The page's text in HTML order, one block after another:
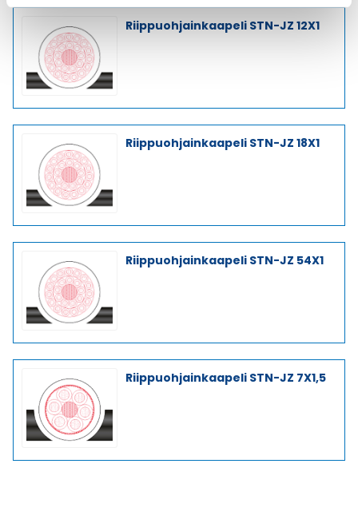
Riippuohjainkaapeli STN-JZ 12X1
Riippuohjainkaapeli STN-JZ 18X1
Riippuohjainkaapeli STN-JZ 54X1
Riippuohjainkaapeli STN-JZ 7X1,5